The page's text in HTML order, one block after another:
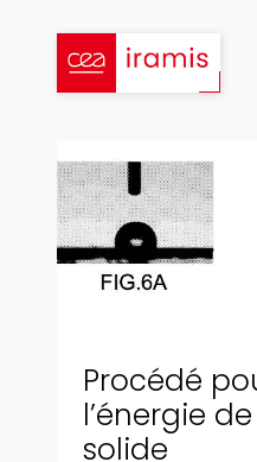
contenu
Procédé
l’énergie
solide